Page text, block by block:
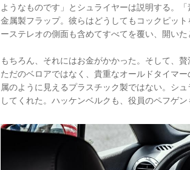
ようなものです」とシュライヤーは説明する。
金属製フラップ。彼らはどうしてもコックピッ
ーステレオの側面も含めてすべてを覆い、開い
もちろん、それにはお金がかかった。そして、
ただのベロアではなく、貴重なオールドタイマ
属のように見えるプラスチック製ではない。シ
してくれた。ハッケンベルクも、役員のペフゲ